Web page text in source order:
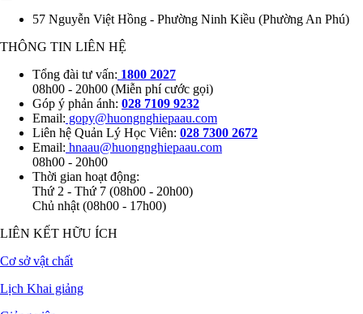
57 Nguyễn Việt Hồng - Phường Ninh Kiều (Phường An Phú)
THÔNG TIN LIÊN HỆ
Tổng đài tư vấn: 1800 2027
08h00 - 20h00 (Miễn phí cước gọi)
Góp ý phản ánh: 028 7109 9232
Email: gopy@huongnghiepaau.com
Liên hệ Quản Lý Học Viên: 028 7300 2672
Email: hnaau@huongnghiepaau.com
08h00 - 20h00
Thời gian hoạt động:
Thứ 2 - Thứ 7 (08h00 - 20h00)
Chủ nhật (08h00 - 17h00)
LIÊN KẾT HỮU ÍCH
Cơ sở vật chất
Lịch Khai giảng